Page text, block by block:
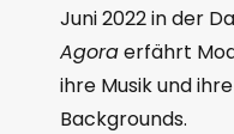
Juni 2022 in der
Agoraerfährt
ihre Musik und
Backgrounds.